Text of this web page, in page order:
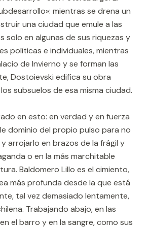
mientras se drena un
una ciudad que emule a las
solo en algunas de sus riquezas y
políticas e individuales, mientras
de Invierno y se forman las
Dostoievski edifica su obra
subsuelos de esa misma ciudad.
en esto: en verdad y en fuerza
dominio del propio pulso para no
arrojarlo en brazos de la frágil y
o en la más marchitable
Baldomero Lillo es el cimiento,
más profunda desde la que está
tal vez demasiado lentamente,
Trabajando abajo, en las
el barro y en la sangre, como sus